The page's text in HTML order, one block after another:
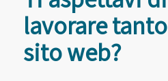
lavorare
sito web?